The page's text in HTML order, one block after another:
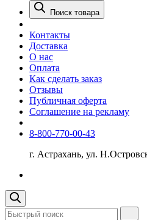
Поиск товара
Контакты
Доставка
О нас
Оплата
Как сделать заказ
Отзывы
Публичная оферта
Соглашение на рекламу
8-800-770-00-43
г. Астрахань, ул.